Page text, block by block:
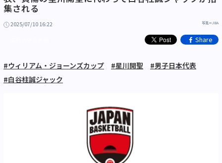
集される
2025/07/10 16:22 写真＝JBA
Share
#ウィリアム・ジョーンズカップ #星川開聖
#男子日本代表
#白谷柱誠ジャック